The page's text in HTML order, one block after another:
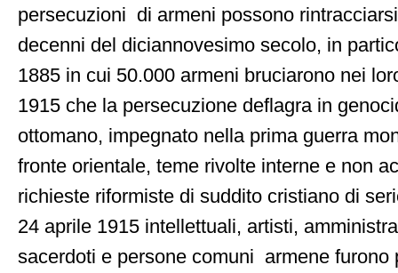
persecuzioni di armeni possono
decenni del diciannovesimo secolo, in
1885 in cui 50.000 armeni bruciarono nei
1915 che la persecuzione deflagra in
ottomano, impegnato nella prima guerra
fronte orientale, teme rivolte interne e non
richieste riformiste di suddito cristiano di
24 aprile 1915 intellettuali, artisti,
sacerdoti e persone comuni armene furono